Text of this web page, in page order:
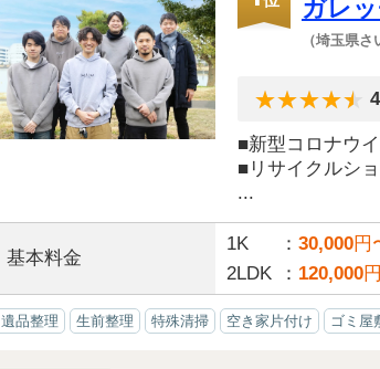
ガレ
（埼玉県
■新型コロナウ
■リサイクルシ
...
基本料金
1K 30,000円
2LDK
120,000
遺品整理 生前整理 特殊清掃 空き家片付け ゴミ屋